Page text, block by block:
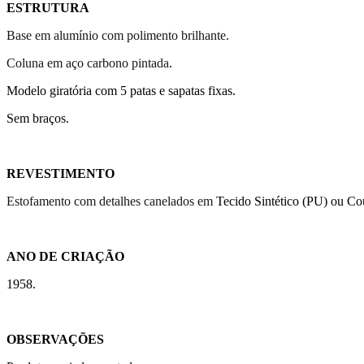
ESTRUTURA
Base em alumínio com polimento brilhante.
Coluna em aço carbono pintada.
Modelo giratória com 5 patas e sapatas fixas.
Sem braços.
REVESTIMENTO
Estofamento com detalhes canelados em Tecido Sintético (PU) ou
ANO DE CRIAÇÃO
1958.
OBSERVAÇÕES